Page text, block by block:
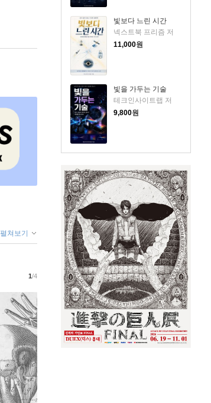
빛보다 느린 시간
넥스트북 프리즘 저
11,000원
빛을 가두는 기술
테크인사이트랩 저
9,800원
펼쳐보기
1/4